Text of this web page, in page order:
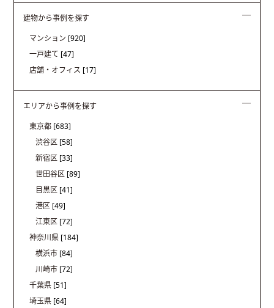
建物から事例を探す
マンション [920]
一戸建て [47]
店舗・オフィス [17]
エリアから事例を探す
東京都 [683]
渋谷区 [58]
新宿区 [33]
世田谷区 [89]
目黒区 [41]
港区 [49]
江東区 [72]
神奈川県 [184]
横浜市 [84]
川崎市 [72]
千葉県 [51]
埼玉県 [64]